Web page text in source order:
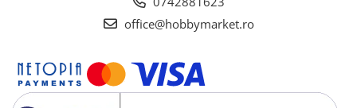
office@hobbymarket.ro